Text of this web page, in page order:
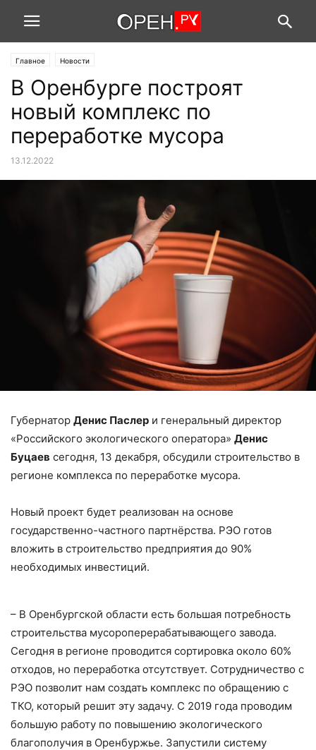
Главное Новости
В Оренбурге построят
новый комплекс по
переработке мусора
13.12.2022
Губернатор Денис Паслер и генеральный директор
«Российского экологического оператора» Денис
Буцаев сегодня, 13 декабря, обсудили строительство в
регионе комплекса по переработке мусора.
Новый проект будет реализован на основе
государственно-частного партнёрства. РЭО готов
вложить в строительство предприятия до 90%
необходимых инвестиций.
– В Оренбургской области есть большая потребность
строительства мусороперерабатывающего завода.
Сегодня в регионе проводится сортировка около 60%
отходов, но переработка отсутствует. Сотрудничество с
РЭО позволит нам создать комплекс по обращению с
ТКО, который решит эту задачу. С 2019 года проводим
большую работу по повышению экологического
благополучия в Оренбуржье. Запустили систему